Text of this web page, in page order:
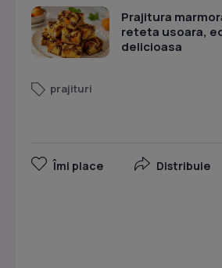
Prajitura
reteta usoara,
delicioasa
prajituri
Îmi place Distribuie